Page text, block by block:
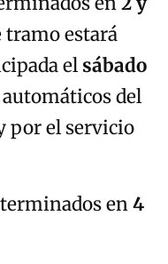
tramo estará
el sábado
automáticos del
por el servicio
en4